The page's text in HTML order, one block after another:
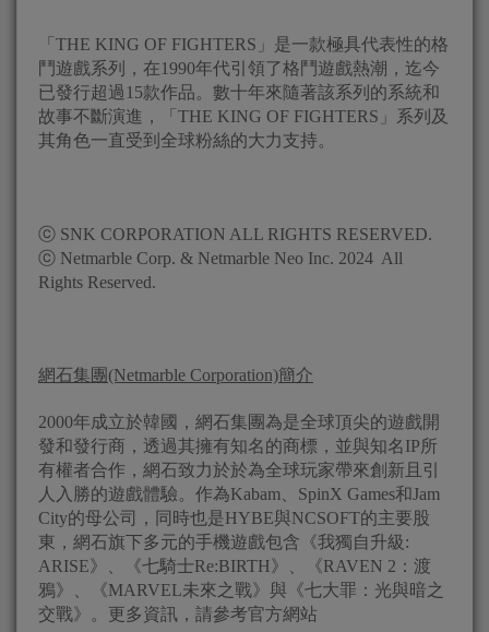
「THE KING OF FIGHTERS」是一款極具代表性的格
鬥遊戲系列，在1990年代引領了格鬥遊戲熱潮，迄今
已發行超過15款作品。數十年來隨著該系列的系統和
故事不斷演進，「THE KING OF FIGHTERS」系列及
其角色一直受到全球粉絲的大力支持。
ⓒ SNK CORPORATION ALL RIGHTS RESERVED.
ⓒ Netmarble Corp. & Netmarble Neo Inc. 2024 All
Rights Reserved.
網石集團 (Netmarble Corporation)簡介
2000年成立於韓國，網石集團為是全球頂尖的遊戲開
發和發行商，透過其擁有知名的商標，並與知名IP所
有權者合作，網石致力於於為全球玩家帶來創新且引
人入勝的遊戲體驗。作為Kabam、SpinX Games和Jam
City的母公司，同時也是HYBE與NCSOFT的主要股
東，網石旗下多元的手機遊戲包含《我獨自升級:
ARISE》、《七騎士Re:BIRTH》、《RAVEN 2：渡
鴉》、《MARVEL未來之戰》與《七大罪：光與暗之
交戰》。更多資訊，請參考官方網站